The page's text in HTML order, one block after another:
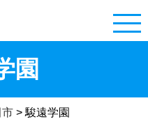
園
市> 駿遠学園